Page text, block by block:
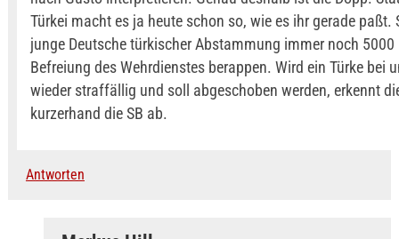
Türkei macht es ja heute schon so, wie es ihr gerade paßt.
junge Deutsche türkischer Abstammung immer noch 5000
Befreiung des Wehrdienstes berappen. Wird ein Türke bei
wieder straffällig und soll abgeschoben werden, erkennt
kurzerhand die SB ab.
Antworten